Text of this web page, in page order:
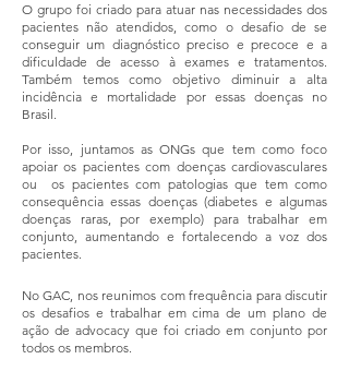
O grupo foi criado para atuar nas necessidades dos
pacientes não atendidos, como o desafio de se
conseguir um diagnóstico preciso e precoce e a
dificuldade de acesso à exames e tratamentos.
Também temos como objetivo diminuir a alta
incidência e mortalidade por essas doenças no
Brasil.
Por isso, juntamos as ONGs que tem como foco
apoiar os pacientes com doenças cardiovasculares
ou os pacientes com patologias que tem como
consequência essas doenças (diabetes e algumas
doenças raras, por exemplo) para trabalhar em
conjunto, aumentando e fortalecendo a voz dos
pacientes.
No GAC, nos reunimos com frequência para discutir
os desafios e trabalhar em cima de um plano de
ação de advocacy que foi criado em conjunto por
todos os membros.